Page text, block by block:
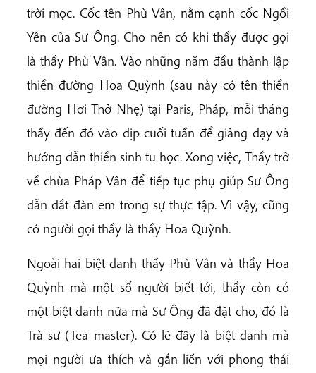
trời mọc. Cốc tên Phù Vân, nằm cạnh cốc Ngồi
Yên của Sư Ông. Cho nên có khi thầy được gọi
là thầy Phù Vân. Vào những năm đầu thành lập
thiền đường Hoa Quỳnh (sau này có tên thiền
đường Hơi Thở Nhẹ) tại Paris, Pháp, mỗi tháng
thầy đến đó vào dịp cuối tuần để giảng dạy và
hướng dẫn thiền sinh tu học. Xong việc, Thầy trở
về chùa Pháp Vân để tiếp tục phụ giúp Sư Ông
dẫn dắt đàn em trong sự thực tập. Vì vậy, cũng
có người gọi thầy là thầy Hoa Quỳnh.
Ngoài hai biệt danh thầy Phù Vân và thầy Hoa
Quỳnh mà một số người biết tới, thầy còn có
một biệt danh nữa mà Sư Ông đã đặt cho, đó là
Trà sư (Tea master). Có lẽ đây là biệt danh mà
mọi người ưa thích và gắn liền với phong thái